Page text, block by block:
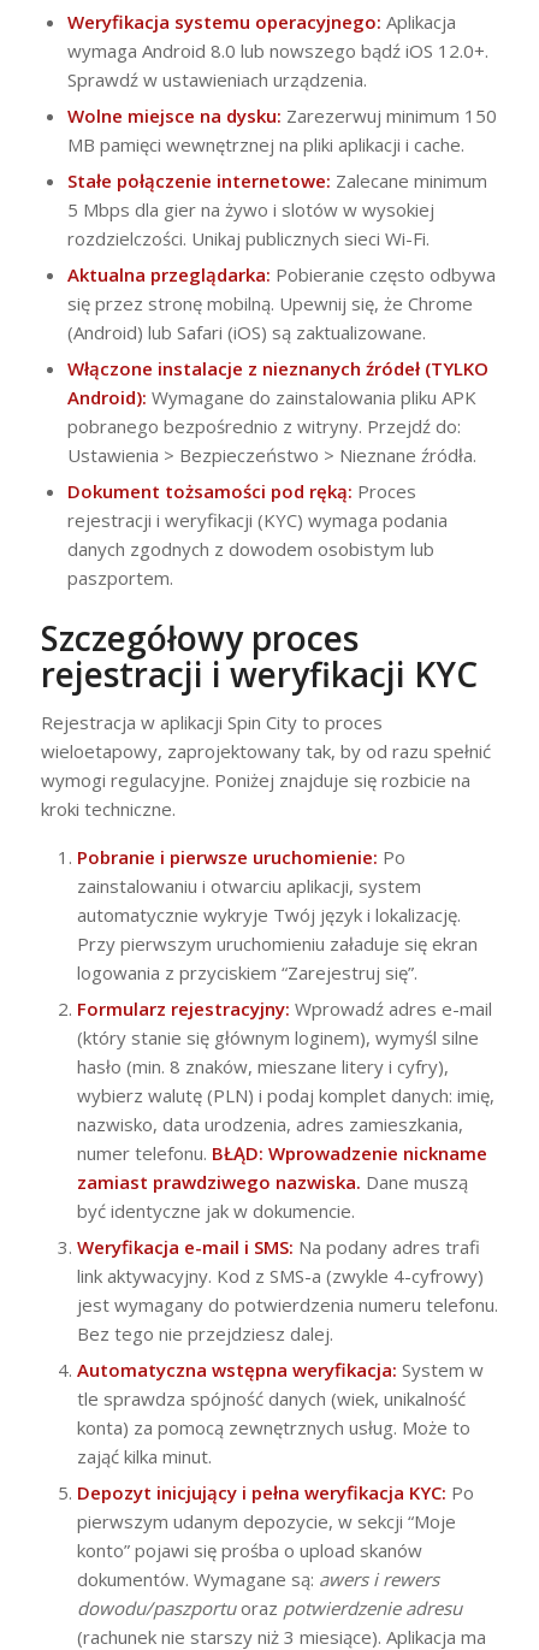
Weryfikacja systemu operacyjnego: Aplikacja
wymaga Android 8.0 lub nowszego bądź iOS 12.0+.
Sprawdź w ustawieniach urządzenia.
Wolne miejsce na dysku: Zarezerwuj minimum 150
MB pamięci wewnętrznej na pliki aplikacji i cache.
Stałe połączenie internetowe: Zalecane minimum
5 Mbps dla gier na żywo i slotów w wysokiej
rozdzielczości. Unikaj publicznych sieci Wi-Fi.
Aktualna przeglądarka: Pobieranie często odbywa
się przez stronę mobilną. Upewnij się, że Chrome
(Android) lub Safari (iOS) są zaktualizowane.
Włączone instalacje z nieznanych źródeł (TYLKO
Android): Wymagane do zainstalowania pliku APK
pobranego bezpośrednio z witryny. Przejdź do:
Ustawienia > Bezpieczeństwo > Nieznane źródła.
Dokument tożsamości pod ręką: Proces
rejestracji i weryfikacji (KYC) wymaga podania
danych zgodnych z dowodem osobistym lub
paszportem.
Szczegółowy proces
rejestracji i weryfikacji KYC
Rejestracja w aplikacji Spin City to proces
wieloetapowy, zaprojektowany tak, by od razu spełnić
wymogi regulacyjne. Poniżej znajduje się rozbicie na
kroki techniczne.
Pobranie i pierwsze uruchomienie: Po
zainstalowaniu i otwarciu aplikacji, system
automatycznie wykryje Twój język i lokalizację.
Przy pierwszym uruchomieniu załaduje się ekran
logowania z przyciskiem “Zarejestruj się”.
Formularz rejestracyjny: Wprowadź adres e-mail
(który stanie się głównym loginem), wymyśl silne
hasło (min. 8 znaków, mieszane litery i cyfry),
wybierz walutę (PLN) i podaj komplet danych: imię,
nazwisko, data urodzenia, adres zamieszkania,
numer telefonu. BŁĄD: Wprowadzenie nickname
zamiast prawdziwego nazwiska. Dane muszą
być identyczne jak w dokumencie.
Weryfikacja e-mail i SMS: Na podany adres trafi
link aktywacyjny. Kod z SMS-a (zwykle 4-cyfrowy)
jest wymagany do potwierdzenia numeru telefonu.
Bez tego nie przejdziesz dalej.
Automatyczna wstępna weryfikacja: System w
tle sprawdza spójność danych (wiek, unikalność
konta) za pomocą zewnętrznych usług. Może to
zająć kilka minut.
Depozyt inicjujący i pełna weryfikacja KYC: Po
pierwszym udanym depozycie, w sekcji “Moje
konto” pojawi się prośba o upload skanów
dokumentów. Wymagane są: awers i rewers
dowodu/paszportuoraz potwierdzenie adresu
(rachunek nie starszy niż 3 miesiące). Aplikacja ma